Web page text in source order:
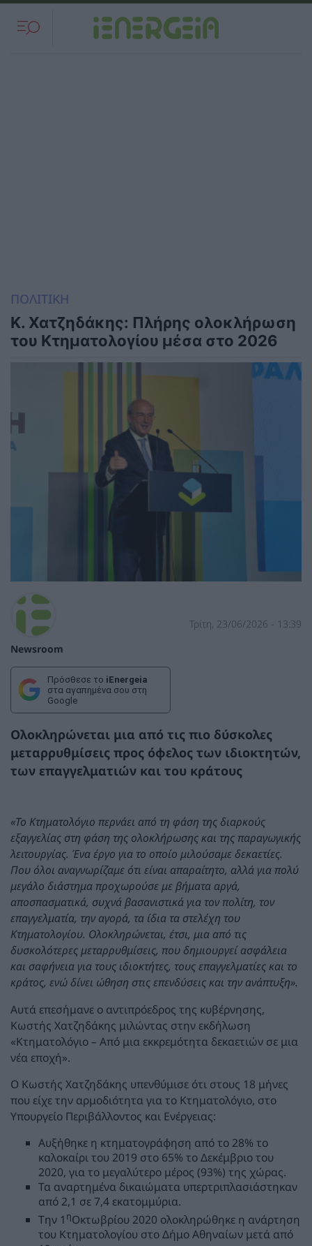
ΠΟΛΙΤΙΚΗ
Κ. Χατζηδάκης: Πλήρης ολοκλήρωση
του Κτηματολογίου μέσα στο 2026
Newsroom
Τρίτη, 23/06/2026 - 13:39
Πρόσθεσε το iEnergeia
στα αγαπημένα σου στη
Google
Ολοκληρώνεται μια από τις πιο δύσκολες
μεταρρυθμίσεις προς όφελος των ιδιοκτητών,
των επαγγελματιών και του κράτους
«Το Κτηματολόγιο περνάει από τη φάση της διαρκούς
εξαγγελίας στη φάση της ολοκλήρωσης και της παραγωγικής
λειτουργίας. Ένα έργο για το οποίο μιλούσαμε δεκαετίες.
Που όλοι αναγνωρίζαμε ότι είναι απαραίτητο, αλλά για πολύ
μεγάλο διάστημα προχωρούσε με βήματα αργά,
αποσπασματικά, συχνά βασανιστικά για τον πολίτη, τον
επαγγελματία, την αγορά, τα ίδια τα στελέχη του
Κτηματολογίου. Ολοκληρώνεται, έτσι, μια από τις
δυσκολότερες μεταρρυθμίσεις, που δημιουργεί ασφάλεια
και σαφήνεια για τους ιδιοκτήτες, τους επαγγελματίες και το
κράτος, ενώ δίνει ώθηση στις επενδύσεις και την ανάπτυξη».
Αυτά επεσήμανε ο αντιπρόεδρος της κυβέρνησης,
Κωστής Χατζηδάκης μιλώντας στην εκδήλωση
«Κτηματολόγιο – Από μια εκκρεμότητα δεκαετιών σε μια
νέα εποχή».
Ο Κωστής Χατζηδάκης υπενθύμισε ότι στους 18 μήνες
που είχε την αρμοδιότητα για το Κτηματολόγιο, στο
Υπουργείο Περιβάλλοντος και Ενέργειας:
Αυξήθηκε η κτηματογράφηση από το 28% το
καλοκαίρι του 2019 στο 65% το Δεκέμβριο του
2020, για το μεγαλύτερο μέρος (93%) της χώρας.
Τα αναρτημένα δικαιώματα υπερτριπλασιάστηκαν
από 2,1 σε 7,4 εκατομμύρια.
Την 1 ηΟκτωβρίου 2020 ολοκληρώθηκε η ανάρτηση
του Κτηματολογίου στο Δήμο Αθηναίων μετά από